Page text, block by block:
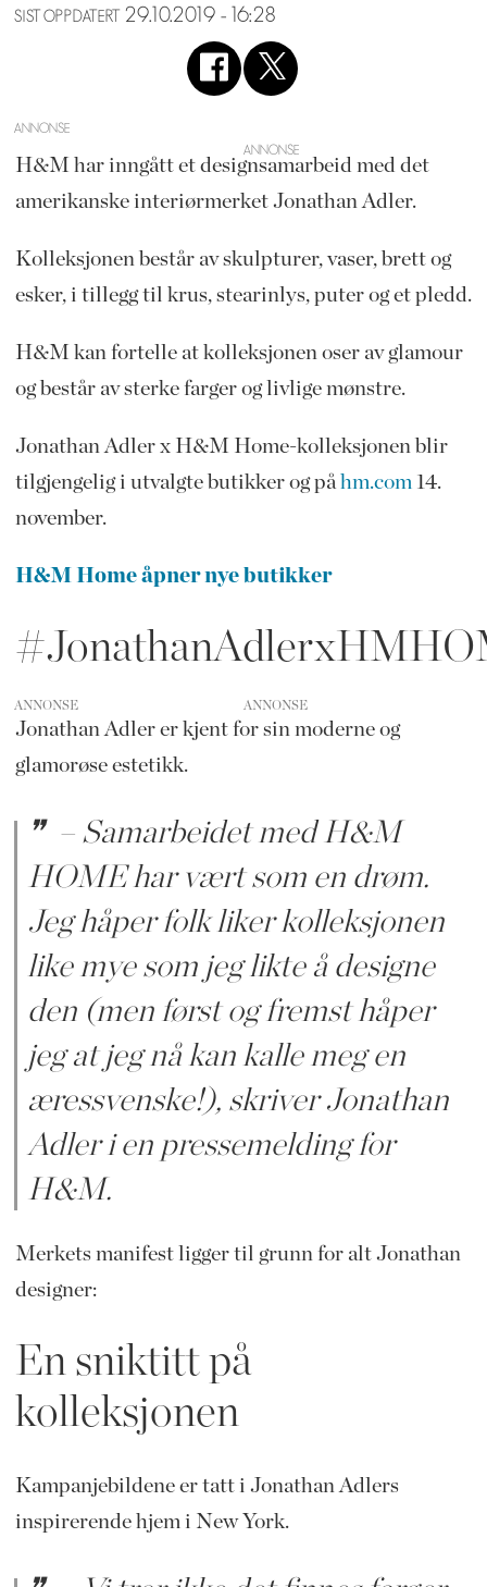
SIST OPPDATERT 29.10.2019 - 16:28
ANNONSE
H&M har inngått et designsamarbeid med det
amerikanske interiørmerket Jonathan Adler.
Kolleksjonen består av skulpturer, vaser, brett og
esker, i tillegg til krus, stearinlys, puter og et pledd.
H&M kan fortelle at kolleksjonen oser av glamour
og består av sterke farger og livlige mønstre.
Jonathan Adler x H&M Home-kolleksjonen blir
tilgjengelig i utvalgte butikker og på hm.com 14.
november.
H&M Home åpner nye butikker
ANNONSE
Jonathan Adler er kjent for sin moderne og
glamorøse estetikk.
– Samarbeidet med H&M
HOME har vært som en drøm.
Jeg håper folk liker kolleksjonen
like mye som jeg likte å designe
den (men først og fremst håper
jeg at jeg nå kan kalle meg en
æressvenske!), skriver Jonathan
Adler i en pressemelding for
H&M.
Merkets manifest ligger til grunn for alt Jonathan
designer:
En sniktitt på
kolleksjonen
Kampanjebildene er tatt i Jonathan Adlers
inspirerende hjem i New York.